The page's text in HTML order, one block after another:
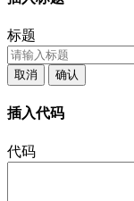
标题
取消 确认
插入代码
代码